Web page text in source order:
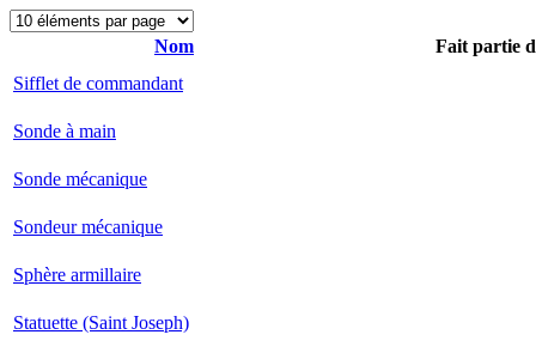
Nom
Fait partie
Sifflet de commandant
Sonde à main
Sonde mécanique
Sondeur mécanique
Sphère armillaire
Statuette (Saint Joseph)